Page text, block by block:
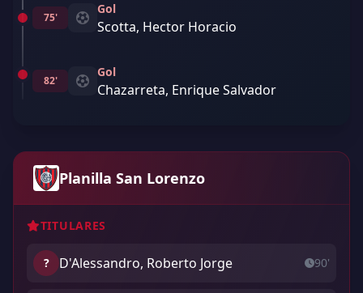
75'
Gol
Scotta, Hector Horacio
82'
Gol
Chazarreta, Enrique Salvador
Planilla San Lorenzo
TITULARES
? D'Alessandro, Roberto Jorge 90'